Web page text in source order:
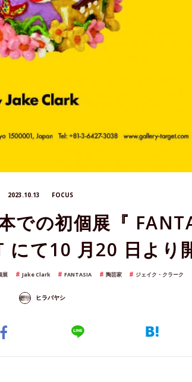
2023.10.13 FOCUS
での初個展『
にて10 月20 日より
展 Jake Clark FANTASIA 陶芸家 ジェイク・クラーク
ヒラバヤシ